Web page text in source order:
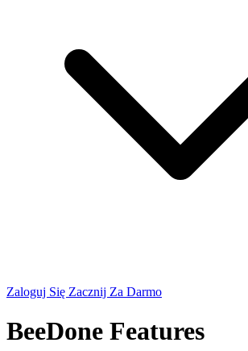
Zaloguj Się Zacznij Za Darmo
BeeDone Features